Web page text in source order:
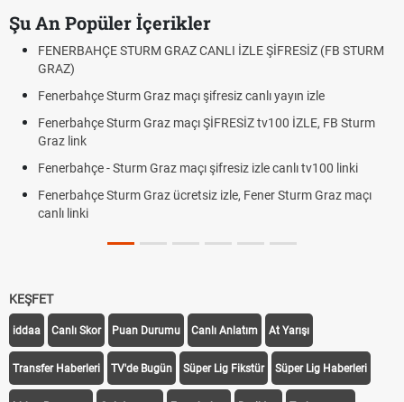
Şu An Popüler İçerikler
FENERBAHÇE STURM GRAZ CANLI İZLE ŞİFRESİZ (FB STURM
GRAZ)
Fenerbahçe Sturm Graz maçı şifresiz canlı yayın izle
Fenerbahçe Sturm Graz maçı ŞİFRESİZ tv100 İZLE, FB Sturm
Graz link
Fenerbahçe - Sturm Graz maçı şifresiz izle canlı tv100 linki
Fenerbahçe Sturm Graz ücretsiz izle, Fener Sturm Graz maçı
canlı linki
KEŞFET
iddaa Canlı Skor Puan Durumu Canlı Anlatım At Yarışı
Transfer Haberleri TV'de Bugün Süper Lig Fikstür Süper Lig Haberleri